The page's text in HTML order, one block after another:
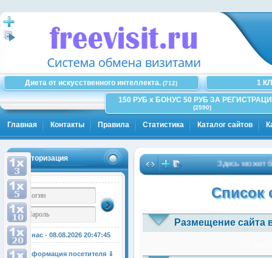
Диета от искусственного интеллекта. (712)
1
150 РУБ x БОНУС 50 РУБ ЗА
(2590)
Главная Контакты Правила Статистика Каталог сайтов
Авторизация
У нас - 08.08.2026 20:47:45
Информация посетителя ⇓
Здесь может
Список
Размещение сайта